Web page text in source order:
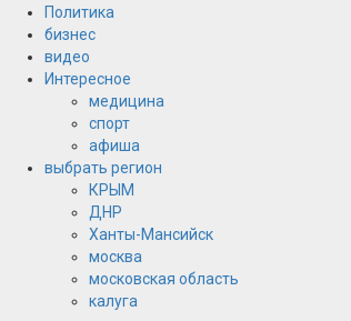
Политика
бизнес
видео
Интересное
медицина
спорт
афиша
выбрать регион
КРЫМ
ДНР
Ханты-Мансийск
москва
московская область
калуга